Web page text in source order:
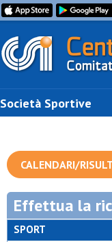
Società Sportive
CALENDARI/
Effettua la
SPORT